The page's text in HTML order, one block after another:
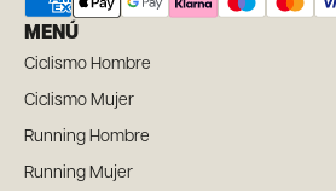
MENÚ
Ciclismo Hombre
Ciclismo Mujer
Running Hombre
Running Mujer